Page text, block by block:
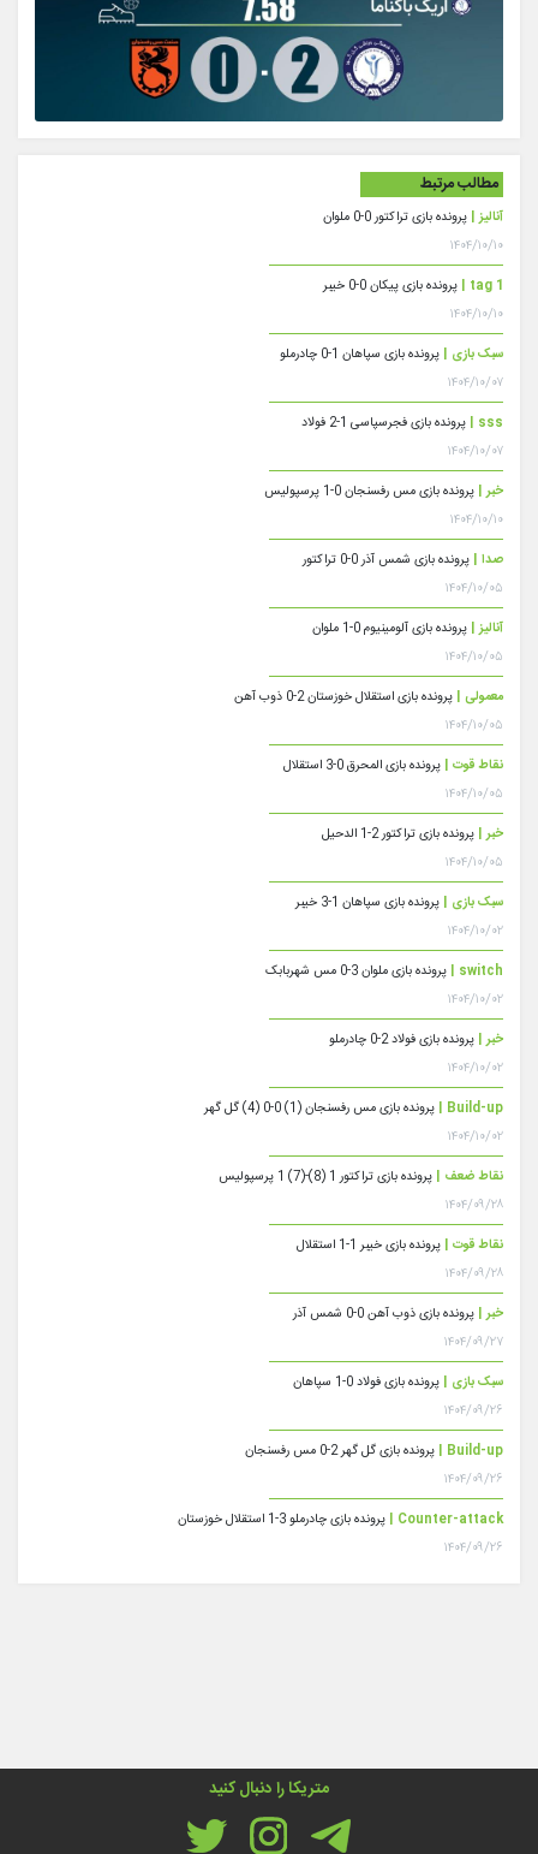
مطالب مرتبط
آنالیز | پرونده بازی تراکتور 0-0 ملوان
۱۴۰۴/۱۰/۱۰
tag 1 | پرونده بازی پیکان 0-0 خیبر
۱۴۰۴/۱۰/۱۰
سبک بازی | پرونده بازی سپاهان 1-0 چادرملو
۱۴۰۴/۱۰/۰۷
sss | پرونده بازی فجرسپاسی 1-2 فولاد
۱۴۰۴/۱۰/۰۷
خبر | پرونده بازی مس رفسنجان 0-1 پرسپولیس
۱۴۰۴/۱۰/۱۰
صدا | پرونده بازی شمس آذر 0-0 تراکتور
۱۴۰۴/۱۰/۰۵
آنالیز | پرونده بازی آلومینیوم 0-1 ملوان
۱۴۰۴/۱۰/۰۵
معمولی | پرونده بازی استقلال خوزستان 2-0 ذوب آهن
۱۴۰۴/۱۰/۰۵
نقاط قوت | پرونده بازی المحرق 0-3 استقلال
۱۴۰۴/۱۰/۰۵
خبر | پرونده بازی تراکتور 2-1 الدحیل
۱۴۰۴/۱۰/۰۵
سبک بازی | پرونده بازی سپاهان 1-3 خیبر
۱۴۰۴/۱۰/۰۲
switch | پرونده بازی ملوان 3-0 مس شهربابک
۱۴۰۴/۱۰/۰۲
خبر | پرونده بازی فولاد 2-0 چادرملو
۱۴۰۴/۱۰/۰۲
Build-up | پرونده بازی مس رفسنجان (1) 0-0 (4) گل گهر
۱۴۰۴/۱۰/۰۲
نقاط ضعف | پرونده بازی تراکتور 1 (8)-(7) 1 پرسپولیس
۱۴۰۴/۰۹/۲۸
نقاط قوت | پرونده بازی خیبر 1-1 استقلال
۱۴۰۴/۰۹/۲۸
خبر | پرونده بازی ذوب آهن 0-0 شمس آذر
۱۴۰۴/۰۹/۲۷
سبک بازی | پرونده بازی فولاد 0-1 سپاهان
۱۴۰۴/۰۹/۲۶
Build-up | پرونده بازی گل گهر 2-0 مس رفسنجان
۱۴۰۴/۰۹/۲۶
Counter-attack | پرونده بازی چادرملو 3-1 استقلال خوزستان
۱۴۰۴/۰۹/۲۶
متریکا را دنبال کنید